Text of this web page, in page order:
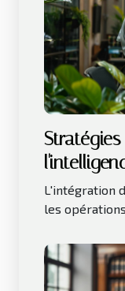
petites
L'intégration
les